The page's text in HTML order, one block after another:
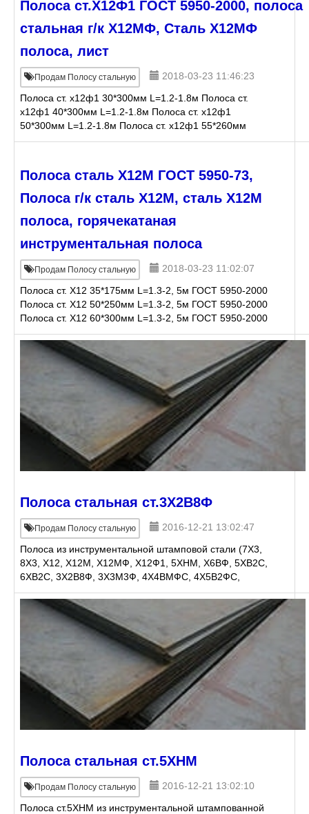
Полоса ст.Х12Ф1 ГОСТ 5950-2000, полоса
стальная г/к Х12МФ, Сталь Х12МФ
полоса, лист
Продам Полосу стальную
2018-03-23 11:46:23
Полоса ст. х12ф1 30*300мм L=1.2-1.8м Полоса ст.
х12ф1 40*300мм L=1.2-1.8м Полоса ст. х12ф1
50*300мм L=1.2-1.8м Полоса ст. х12ф1 55*260мм
L=1.2-1.8м Полоса ст. х12ф1 60*90мм L=1.2-1.8м
Полоса сталь Х12М ГОСТ 5950-73,
Полоса г/к сталь Х12М, сталь Х12М
полоса, горячекатаная
инструментальная полоса
Продам Полосу стальную
2018-03-23 11:02:07
Полоса ст. Х12 35*175мм L=1.3-2, 5м ГОСТ 5950-2000
Полоса ст. Х12 50*250мм L=1.3-2, 5м ГОСТ 5950-2000
Полоса ст. Х12 60*300мм L=1.3-2, 5м ГОСТ 5950-2000
Полоса ст. Х12 75*250мм L=1.3-2, 5м ГОСТ 595
Полоса стальная ст.3Х2В8Ф
Продам Полосу стальную
2016-12-21 13:02:47
Полоса из инструментальной штамповой стали (7Х3,
8Х3, Х12, Х12М, Х12МФ, Х12Ф1, 5ХНМ, Х6ВФ, 5ХВ2С,
6ХВ2С, 3Х2В8Ф, 3Х3М3Ф, 4Х4ВМФС, 4Х5В2ФС,
4Х5МФС, 5Х3В3МФС) продукция находиться на складе
г.Е
Полоса стальная ст.5ХНМ
Продам Полосу стальную
2016-12-21 13:02:10
Полоса ст.5ХНМ из инструментальной штампованной